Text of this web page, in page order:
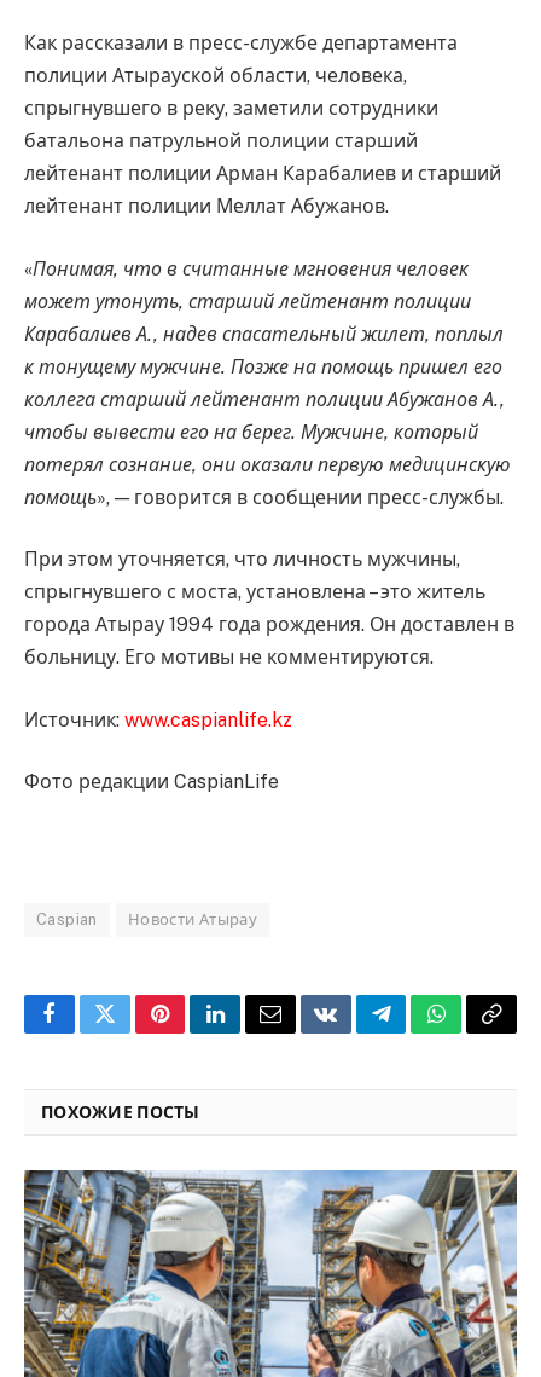
Как рассказали в пресс-службе департамента
полиции Атырауской области, человека,
спрыгнувшего в реку, заметили сотрудники
батальона патрульной полиции старший
лейтенант полиции Арман Карабалиев и старший
лейтенант полиции Меллат Абужанов.
«Понимая, что в считанные мгновения человек
может утонуть, старший лейтенант полиции
Карабалиев А., надев спасательный жилет, поплыл
к тонущему мужчине. Позже на помощь пришел его
коллега старший лейтенант полиции Абужанов А.,
чтобы вывести его на берег. Мужчине, который
потерял сознание, они оказали первую медицинскую
помощь», — говорится в сообщении пресс-службы.
При этом уточняется, что личность мужчины,
спрыгнувшего с моста, установлена – это житель
города Атырау 1994 года рождения. Он доставлен в
больницу. Его мотивы не комментируются.
Источник: www.caspianlife.kz
Фото редакции CaspianLife
Caspian Новости Атырау
FacebookTwitterPinterestLinkedInEmailVKontakteTelegramWhatsApp
Copy
ПОХОЖИЕ ПОСТЫ